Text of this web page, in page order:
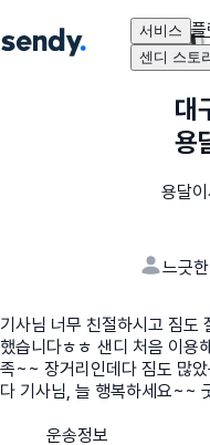
서비스
센디 스토
대
용
용달
느긋
기사님 너무 친절하시고 짐도
했습니다ㅎㅎ 샌디 처음 이용
족~~ 장거리인데다 짐도 많
다 기사님, 늘 행복하세요~~
운송정보